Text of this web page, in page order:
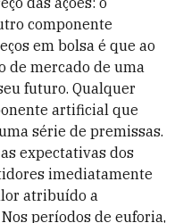
componente
em bolsa é que ao
de mercado de uma
futuro. Qualquer
artificial que
série de premissas.
expectativas dos
imediatamente
atribuído a
períodos de euforia,